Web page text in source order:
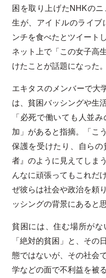
困を取り上げたNHKの
生が、アイドルのライブ
ンチを食べたとツイート
ネット上で「この女子高
けたことが話題になった。
エキタスのメンバーで大
は、貧困バッシングや生
「必死で働いても人並
加」があると指摘。「こ
保護を受けたり、自ら
者』のように見えてしま
んなに頑張ってもこれだ
ぜ彼らは社会や政治を頼
ッシングの背景にあると
貧困には、住む場所が
「絶対的貧困」と、その
態ではないが、その社会
学などの面で不利益を被